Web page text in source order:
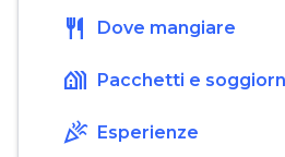
restaurant Dove mangiare
holiday_village Pacchetti e
celebration Esperienze